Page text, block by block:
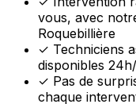
vous, avec
Roquebillière
✓ Techniciens
disponibles
✓ Pas de
chaque